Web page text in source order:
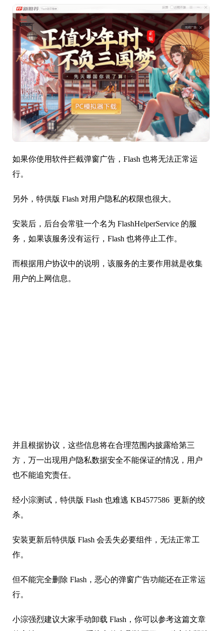
如果你使用软件拦截弹窗广告，Flash 也将无法正常运
行。
另外，特供版 Flash 对用户隐私的权限也很大。
安装后，后台会常驻一个名为 FlashHelperService 的服
务，如果该服务没有运行，Flash 也将停止工作。
而根据用户协议中的说明，该服务的主要作用就是收集
用户的上网信息。
并且根据协议，这些信息将在合理范围内披露给第三
方，万一出现用户隐私数据安全不能保证的情况，用户
也不能追究责任。
经小淙测试，特供版 Flash 也难逃 KB4577586 更新的绞
杀。
安装更新后特供版 Flash 会丢失必要组件，无法正常工
作。
但不能完全删除 Flash，恶心的弹窗广告功能还在正常运
行。
小淙强烈建议大家手动卸载 Flash，你可以参考这篇文章